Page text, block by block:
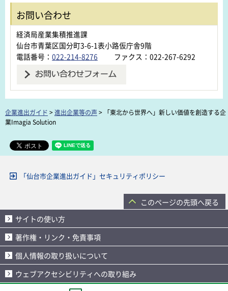
お問い合わせ
経済局産業集積推進課
仙台市青葉区国分町3-6-1表小路仮庁舎9階
電話番号： 022-214-8276 ファクス：022-267-6292
企業進出ガイド >進出企業等の声 > 「東北から世界へ」新しい価値を創造する企
業Imagia Solution
「仙台市企業進出ガイド」セキュリティポリシー
このページの先頭へ戻る
サイトの使い方
著作権・リンク・免責事項
個人情報の取り扱いについて
ウェブアクセシビリティへの取り組み